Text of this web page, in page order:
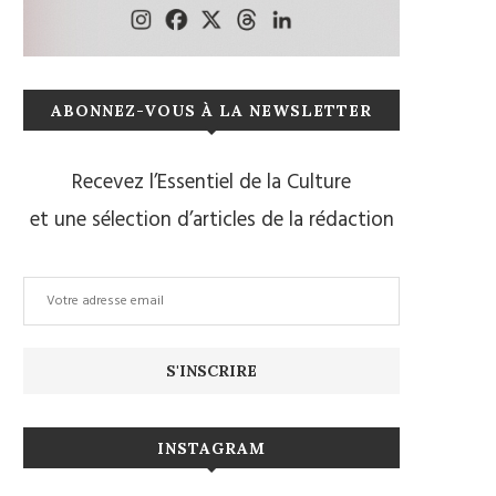
ABONNEZ-VOUS À LA NEWSLETTER
Recevez l’Essentiel de la Culture
et une sélection d’articles de la rédaction
INSTAGRAM